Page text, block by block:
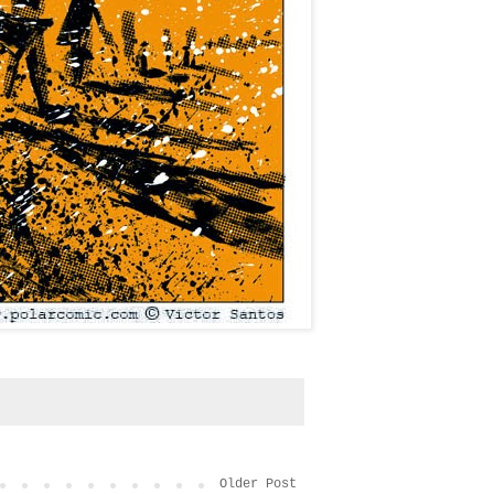
Older Post